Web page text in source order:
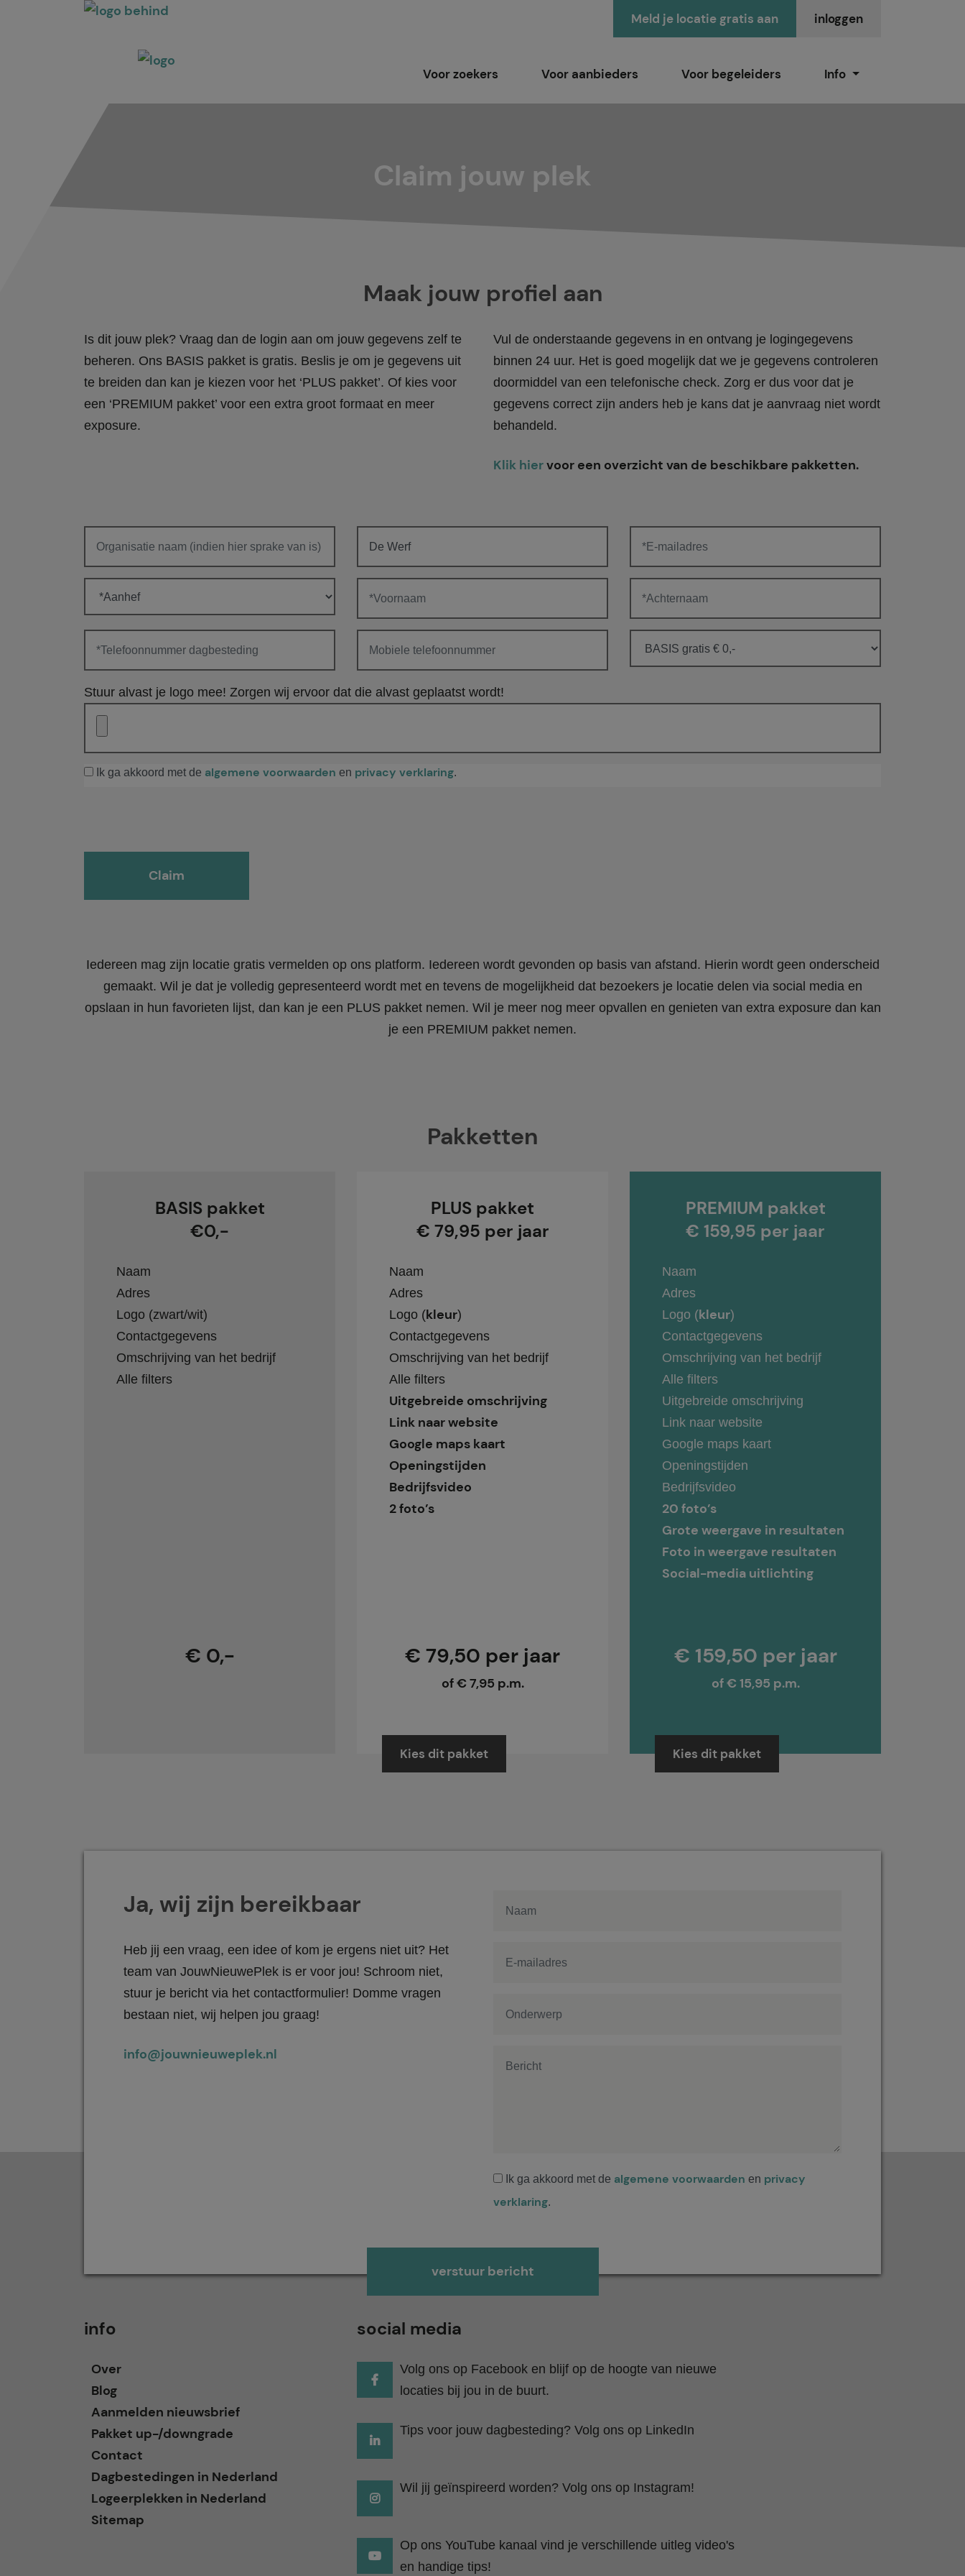
inloggen
Meld je locatie gratis aan
Voor zoekers Voor aanbieders Voor begeleiders Info
Claim jouw plek
Maak jouw profiel aan
Is dit jouw plek? Vraag dan de login aan om jouw gegevens zelf te
beheren. Ons BASIS pakket is gratis. Beslis je om je gegevens uit
te breiden dan kan je kiezen voor het ‘PLUS pakket’. Of kies voor
een ‘PREMIUM pakket’ voor een extra groot formaat en meer
exposure.
Vul de onderstaande gegevens in en ontvang je logingegevens
binnen 24 uur. Het is goed mogelijk dat we je gegevens controleren
doormiddel van een telefonische check. Zorg er dus voor dat je
gegevens correct zijn anders heb je kans dat je aanvraag niet wordt
behandeld.
Klik hiervoor een overzicht van de beschikbare pakketten.
Stuur alvast je logo mee! Zorgen wij ervoor dat die alvast geplaatst wordt!
Ik ga akkoord met de algemene voorwaarden en privacy verklaring.
Iedereen mag zijn locatie gratis vermelden op ons platform. Iedereen wordt gevonden op basis van afstand. Hierin wordt geen onderscheid
gemaakt. Wil je dat je volledig gepresenteerd wordt met en tevens de mogelijkheid dat bezoekers je locatie delen via social media en
opslaan in hun favorieten lijst, dan kan je een PLUS pakket nemen. Wil je meer nog meer opvallen en genieten van extra exposure dan kan
je een PREMIUM pakket nemen.
Pakketten
BASIS pakket
€0,-
Naam
Adres
Logo (zwart/wit)
Contactgegevens
Omschrijving van het bedrijf
Alle filters
€ 0,-
PLUS pakket
€ 79,95 per jaar
Naam
Adres
Logo (kleur)
Contactgegevens
Omschrijving van het bedrijf
Alle filters
Uitgebreide omschrijving
Link naar website
Google maps kaart
Openingstijden
Bedrijfsvideo
2 foto’s
€ 79,50 per jaar
of € 7,95 p.m.
Kies dit pakket
PREMIUM pakket
€ 159,95 per jaar
Naam
Adres
Logo (kleur)
Contactgegevens
Omschrijving van het bedrijf
Alle filters
Uitgebreide omschrijving
Link naar website
Google maps kaart
Openingstijden
Bedrijfsvideo
20 foto’s
Grote weergave in resultaten
Foto in weergave resultaten
Social-media uitlichting
€ 159,50 per jaar
of € 15,95 p.m.
Kies dit pakket
Ja, wij zijn bereikbaar
Heb jij een vraag, een idee of kom je ergens niet uit? Het
team van JouwNieuwePlek is er voor jou! Schroom niet,
stuur je bericht via het contactformulier! Domme vragen
bestaan niet, wij helpen jou graag!
info@jouwnieuweplek.nl
Ik ga akkoord met de algemene voorwaarden en privacy
verklaring.
info
Over
Blog
Aanmelden nieuwsbrief
Pakket up-/downgrade
Contact
Dagbestedingen in Nederland
Logeerplekken in Nederland
Sitemap
social media
Volg ons op Facebook en blijf op de hoogte van nieuwe
locaties bij jou in de buurt.
Tips voor jouw dagbesteding? Volg ons op LinkedIn
Wil jij geïnspireerd worden? Volg ons op Instagram!
Op ons YouTube kanaal vind je verschillende uitleg video's
en handige tips!